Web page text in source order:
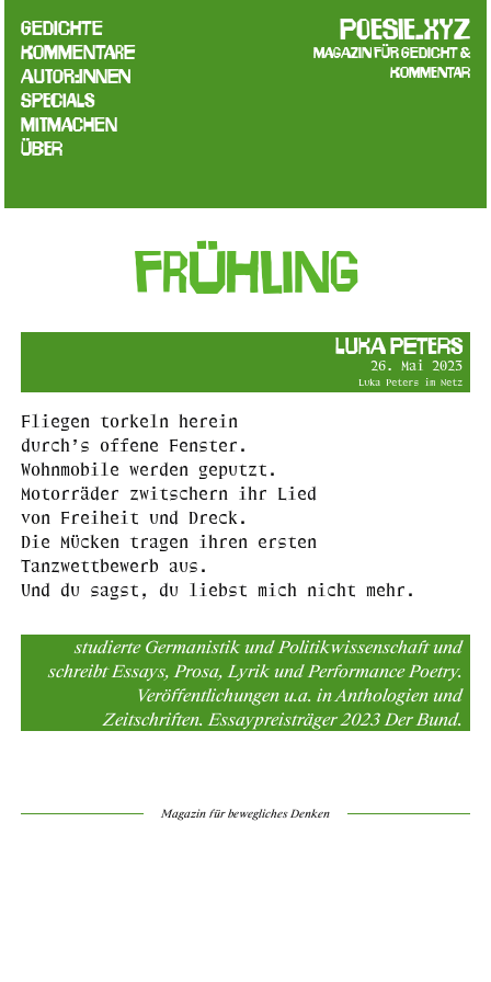
poesie.xyz
Magazin für Gedicht &
Kommentar
Gedichte
Kommentare
Autor:innen
Specials
Mitmachen
Über
Frühling
Luka Peters
26. Mai 2023
Luka Peters im Netz
Fliegen torkeln herein
durch’s offene Fenster.
Wohnmobile werden geputzt.
Motorräder zwitschern ihr Lied
von Freiheit und Dreck.
Die Mücken tragen ihren ersten
Tanzwettbewerb aus.
Und du sagst, du liebst mich nicht mehr.
studierte Germanistik und Politikwissenschaft und
schreibt Essays, Prosa, Lyrik und Performance Poetry.
Veröffentlichungen u.a. in Anthologien und
Zeitschriften. Essaypreisträger 2023 Der Bund.
Magazin für bewegliches Denken